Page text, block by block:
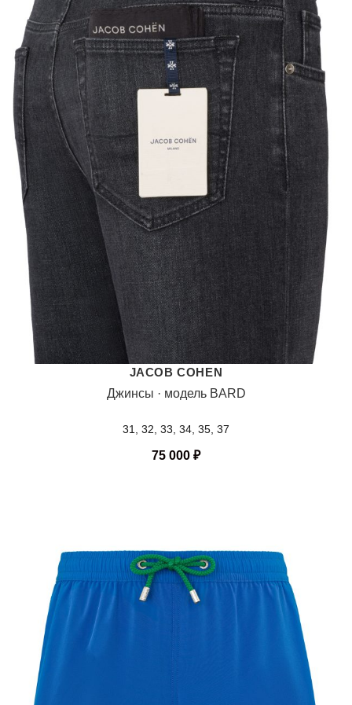
JACOB COHEN
Джинсы · модель BARD
31, 32, 33, 34, 35, 37
75 000 ₽